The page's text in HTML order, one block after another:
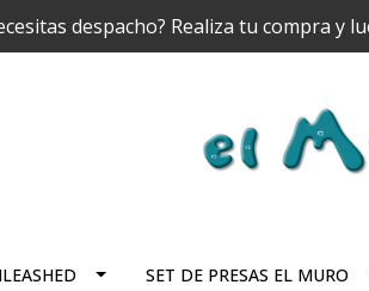
despacho? Realiza tu compra y
SET DE PRESAS EL MURO